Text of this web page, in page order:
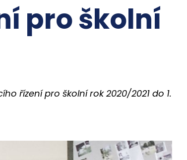
pro školní
řízení pro školní rok 2020/2021 do 1.